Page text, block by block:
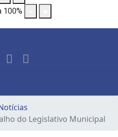
100%
do Legislativo Municipal